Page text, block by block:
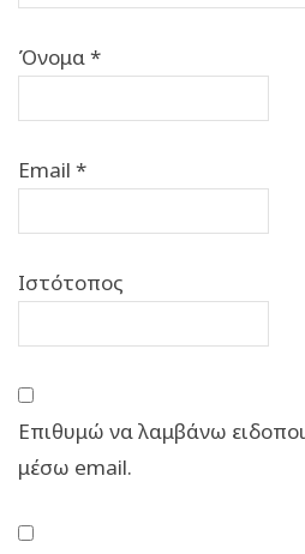
Όνομα*
Email *
Ιστότοπος
Επιθυμώ να λαμβάνω
μέσω email.